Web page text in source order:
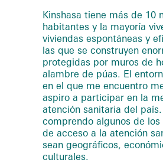
Kinshasa tiene más de 10
habitantes y la mayoría
viviendas espontáneas y
las que se construyen
protegidas por muros de
alambre de púas. El
en el que me encuentro
aspiro a participar en la
atención sanitaria del
comprendo algunos de
de acceso a la atención
sean geográficos,
culturales.